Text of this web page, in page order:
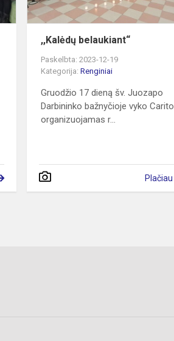
,,Kalėdų belaukiant“
Paskelbta: 2023-12-19
Kategorija:Renginiai
Gruodžio 17 dieną šv. Juozapo
Darbininko bažnyčioje vyko Carito
organizuojamas r...
Plačiau